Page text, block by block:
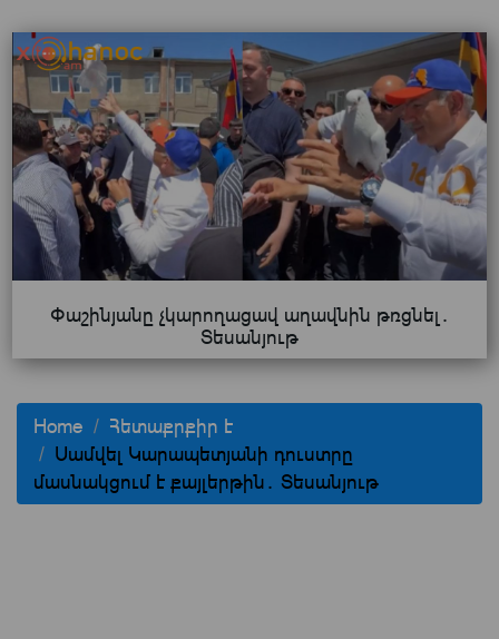
Փաշինյանը չկարողացավ աղավնին թռցնել․
Տեսանյութ
Home
Հետաքրքիր է
Սամվել Կարապետյանի դուստրը
մասնակցում է քայլերթին․ Տեսանյութ